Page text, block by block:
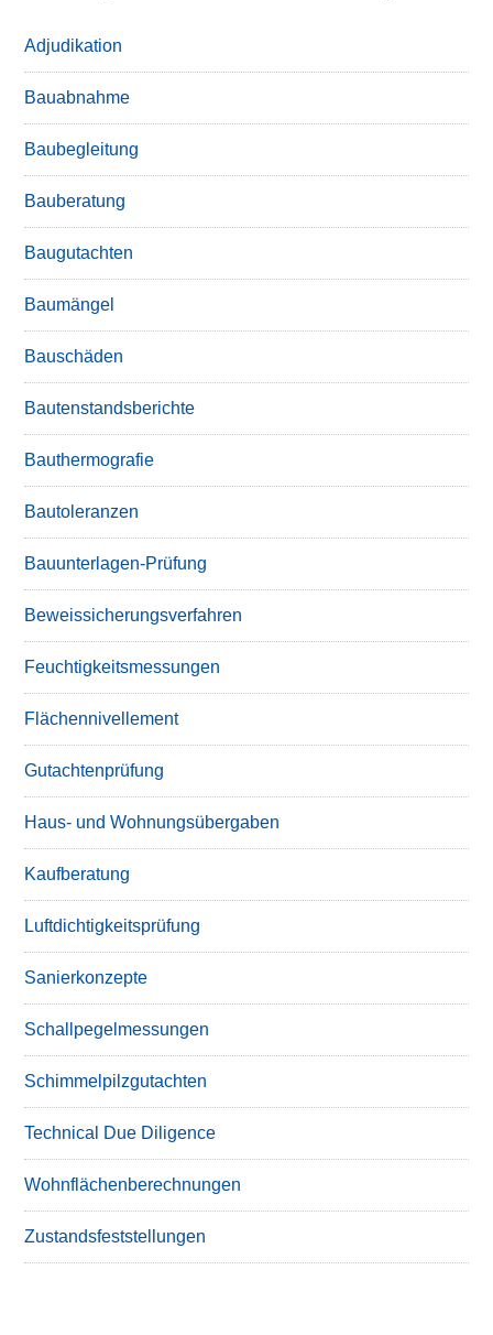
Adjudikation
Bauabnahme
Baubegleitung
Bauberatung
Baugutachten
Baumängel
Bauschäden
Bautenstandsberichte
Bauthermografie
Bautoleranzen
Bauunterlagen-Prüfung
Beweissicherungsverfahren
Feuchtigkeitsmessungen
Flächennivellement
Gutachtenprüfung
Haus- und Wohnungsübergaben
Kaufberatung
Luftdichtigkeitsprüfung
Sanierkonzepte
Schallpegelmessungen
Schimmelpilzgutachten
Technical Due Diligence
Wohnflächenberechnungen
Zustandsfeststellungen